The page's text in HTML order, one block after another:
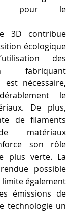
pour le
3D contribue
écologique
des
fabriquant
nécessaire,
le
De plus,
de filaments
matériaux
son rôle
plus verte. La
possible
limite également
émissions de
technologie un